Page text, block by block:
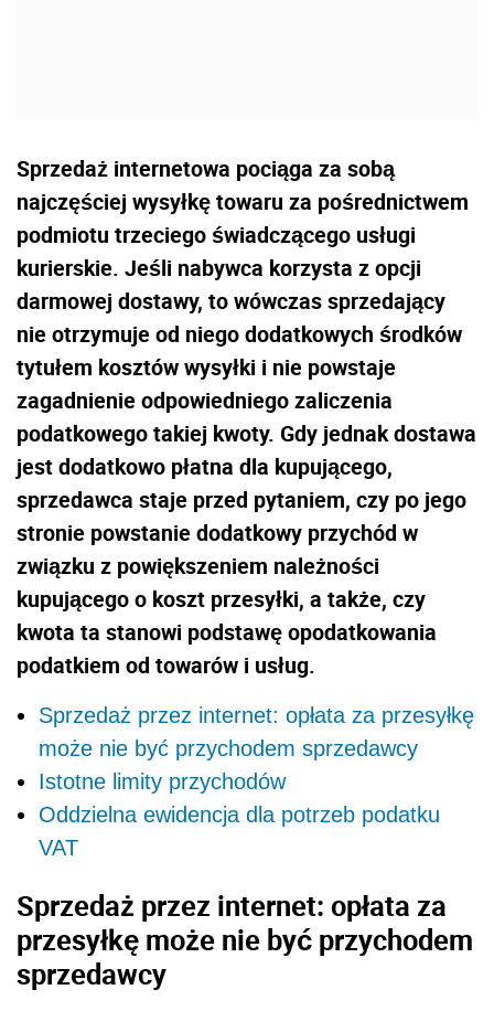
Sprzedaż internetowa pociąga za sobą
najczęściej wysyłkę towaru za pośrednictwem
podmiotu trzeciego świadczącego usługi
kurierskie. Jeśli nabywca korzysta z opcji
darmowej dostawy, to wówczas sprzedający
nie otrzymuje od niego dodatkowych środków
tytułem kosztów wysyłki i nie powstaje
zagadnienie odpowiedniego zaliczenia
podatkowego takiej kwoty. Gdy jednak dostawa
jest dodatkowo płatna dla kupującego,
sprzedawca staje przed pytaniem, czy po jego
stronie powstanie dodatkowy przychód w
związku z powiększeniem należności
kupującego o koszt przesyłki, a także, czy
kwota ta stanowi podstawę opodatkowania
podatkiem od towarów i usług.
Sprzedaż przez internet: opłata za przesyłkę
może nie być przychodem sprzedawcy
Istotne limity przychodów
Oddzielna ewidencja dla potrzeb podatku
VAT
Sprzedaż przez internet: opłata za
przesyłkę może nie być przychodem
sprzedawcy